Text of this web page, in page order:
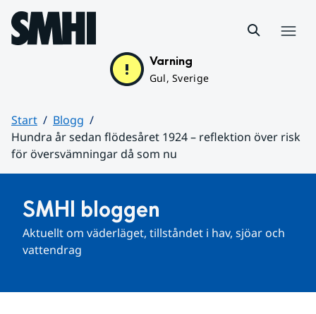
Hoppa till sidans innehåll
Varning
Gul, Sverige
Start
Blogg
Hundra år sedan flödesåret 1924 – reflektion över risk
för översvämningar då som nu
SMHI bloggen
Aktuellt om väderläget, tillståndet i hav, sjöar och
vattendrag